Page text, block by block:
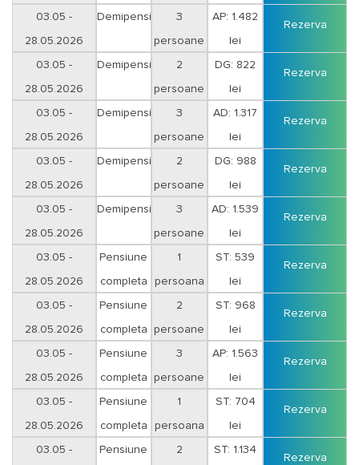
Vineri-Sambata
03.05 -
28.05.2026
Vineri-Sambata
Demipensiune 3
persoane
AP: 1.482
lei
Rezerva
03.05 -
28.05.2026
Duminica-Joi
Demipensiune 2
persoane
DG: 822
lei
Rezerva
03.05 -
28.05.2026
Duminica-Joi
Demipensiune 3
persoane
AD: 1.317
lei
Rezerva
03.05 -
28.05.2026
Vineri-Sambata
Demipensiune 2
persoane
DG: 988
lei
Rezerva
03.05 -
28.05.2026
Vineri-Sambata
Demipensiune 3
persoane
AD: 1.539
lei
Rezerva
03.05 -
28.05.2026
Duminica-Joi
Pensiune
completa
1
persoana
ST: 539
lei
Rezerva
03.05 -
28.05.2026
Duminica-Joi
Pensiune
completa
2
persoane
ST: 968
lei
Rezerva
03.05 -
28.05.2026
Duminica-Joi
Pensiune
completa
3
persoane
AP: 1.563
lei
Rezerva
03.05 -
28.05.2026
Vineri-Sambata
Pensiune
completa
1
persoana
ST: 704
lei
Rezerva
03.05 - Pensiune 2 ST: 1.134
Rezerva